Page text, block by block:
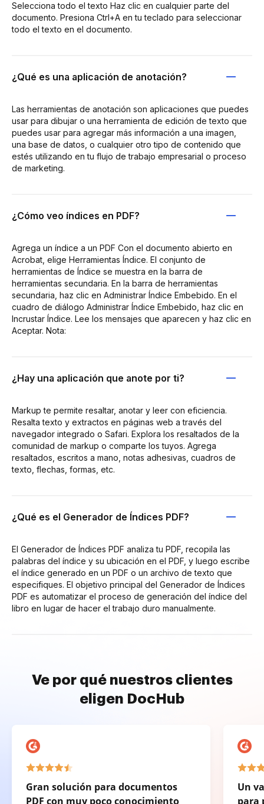
Selecciona todo el texto Haz clic en cualquier parte del
documento. Presiona Ctrl+A en tu teclado para seleccionar
todo el texto en el documento.
¿Qué es una aplicación de anotación?
Las herramientas de anotación son aplicaciones que puedes
usar para dibujar o una herramienta de edición de texto que
puedes usar para agregar más información a una imagen,
una base de datos, o cualquier otro tipo de contenido que
estés utilizando en tu flujo de trabajo empresarial o proceso
de marketing.
¿Cómo veo índices en PDF?
Agrega un índice a un PDF Con el documento abierto en
Acrobat, elige Herramientas Índice. El conjunto de
herramientas de Índice se muestra en la barra de
herramientas secundaria. En la barra de herramientas
secundaria, haz clic en Administrar Índice Embebido. En el
cuadro de diálogo Administrar Índice Embebido, haz clic en
Incrustar Índice. Lee los mensajes que aparecen y haz clic en
Aceptar. Nota:
¿Hay una aplicación que anote por ti?
Markup te permite resaltar, anotar y leer con eficiencia.
Resalta texto y extractos en páginas web a través del
navegador integrado o Safari. Explora los resaltados de la
comunidad de markup o comparte los tuyos. Agrega
resaltados, escritos a mano, notas adhesivas, cuadros de
texto, flechas, formas, etc.
¿Qué es el Generador de Índices PDF?
El Generador de Índices PDF analiza tu PDF, recopila las
palabras del índice y su ubicación en el PDF, y luego escribe
el índice generado en un PDF o un archivo de texto que
especifiques. El objetivo principal del Generador de Índices
PDF es automatizar el proceso de generación del índice del
libro en lugar de hacer el trabajo duro manualmente.
Ve por qué nuestros clientes
eligen DocHub
Gran solución para documentos
PDF con muy poco conocimiento
Un
para